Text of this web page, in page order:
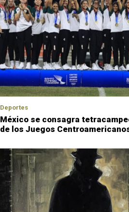
Deportes
México se consagra
de los Juegos